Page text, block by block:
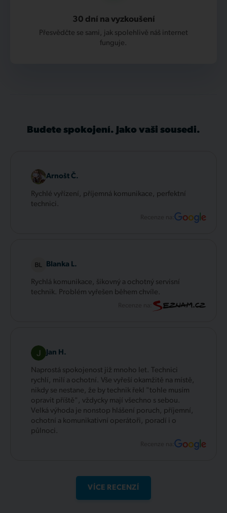
30 dní na vyzkoušení
Přesvědčte se sami, jak spolehlivě náš internet
funguje.
Budete spokojení. Jako vaši sousedi.
Arnošt Č.
Rychlé vyřízení, příjemná komunikace, perfektní
technici.
Recenze na:
Blanka L.
Rychlá komunikace, šikovný a ochotný servisní
technik. Problém vyřešen během chvíle.
Jan H.
Naprostá spokojenost již mnoho let. Technici
rychlí, milí a ochotní. Vše vyřeší okamžitě na místě,
nikdy se nestane, že by technik řekl "tohle musím
opravit příště", vždycky mají všechno s sebou.
Velká výhoda je nonstop hlášení poruch, příjemní,
ochotní a komunikativní operátoři, poradí i o
půlnoci.
Recenze na:
VÍCE RECENZÍ